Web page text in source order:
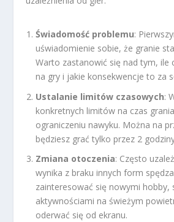
Świadomość problemu:
uświadomienie sobie, że granie
Warto zastanowić się nad tym, ile
na gry i jakie konsekwencje to za
Ustalanie limitów czasowych:
konkretnych limitów na czas
ograniczeniu nawyku. Można na
będziesz grać tylko przez 2
Zmiana otoczenia: Często
wynika z braku innych form
zainteresować się nowymi hobby,
aktywnościami na świeżym
oderwać się od ekranu.